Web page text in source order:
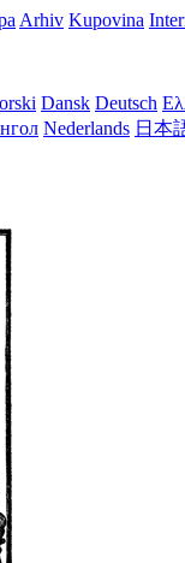
Arhiv Kupovina
Dansk Deutsch
Nederlands 日本